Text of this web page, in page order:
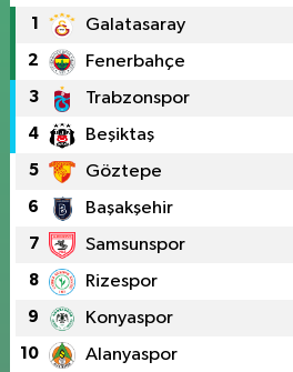
1 Galatasaray
2 Fenerbahçe
3 Trabzonspor
4 Beşiktaş
5 Göztepe
6 Başakşehir
7 Samsunspor
8 Rizespor
9 Konyaspor
10 Alanyaspor